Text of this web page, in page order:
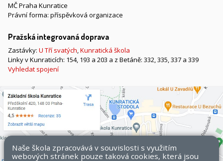
MČ Praha Kunratice
Právní forma: příspěvková organizace
Pražská integrovaná doprava
Zastávky: U Tří svatých Kunratická škola
Linky v Kunraticích: 154, 193 a 203 a z Betáně: 332, 335, 337 a 339
Vyhledat spojení
Naše škola zpracovává v souvislosti s využitím
webových stránek pouze taková cookies, která jsou